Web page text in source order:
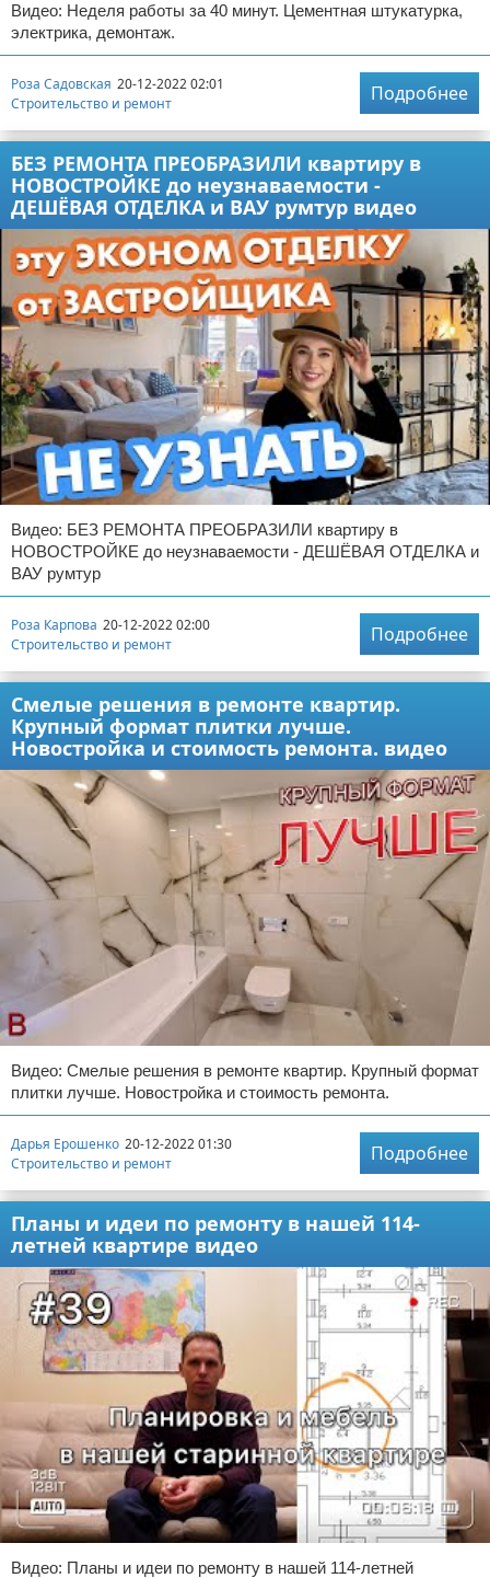
Видео: Неделя работы за 40 минут. Цементная штукатурка,
электрика, демонтаж.
Роза Садовская 20-12-2022 02:01
Строительство и ремонт
Подробнее
БЕЗ РЕМОНТА ПРЕОБРАЗИЛИ квартиру в
НОВОСТРОЙКЕ до неузнаваемости -
ДЕШЁВАЯ ОТДЕЛКА и ВАУ румтур видео
Видео: БЕЗ РЕМОНТА ПРЕОБРАЗИЛИ квартиру в
НОВОСТРОЙКЕ до неузнаваемости - ДЕШЁВАЯ ОТДЕЛКА и
ВАУ румтур
Роза Карпова 20-12-2022 02:00
Строительство и ремонт
Подробнее
Смелые решения в ремонте квартир.
Крупный формат плитки лучше.
Новостройка и стоимость ремонта. видео
Видео: Смелые решения в ремонте квартир. Крупный формат
плитки лучше. Новостройка и стоимость ремонта.
Дарья Ерошенко 20-12-2022 01:30
Строительство и ремонт
Подробнее
Планы и идеи по ремонту в нашей 114-
летней квартире видео
Видео: Планы и идеи по ремонту в нашей 114-летней